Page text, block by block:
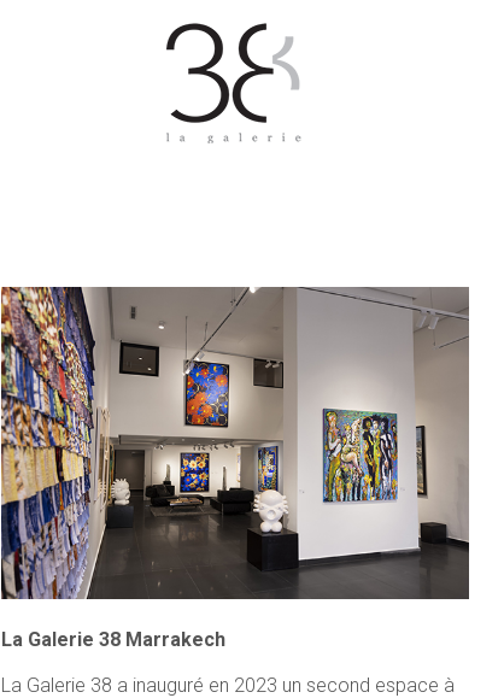
La Galerie 38 Marrakech
La Galerie 38 a inauguré en 2023 un second espace à